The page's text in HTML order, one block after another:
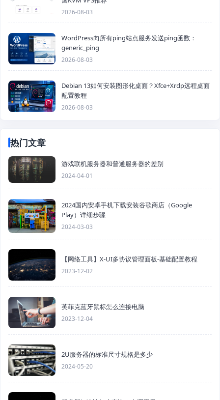
2026-08-03
WordPress向所有ping站点服务发送ping函数：
generic_ping
2026-08-03
Debian 13如何安装图形化桌面？Xfce+Xrdp远程桌面
配置教程
2026-08-03
热门文章
游戏联机服务器和普通服务器的差别
2024-04-01
2024国内安卓手机下载安装谷歌商店（Google
Play）详细步骤
2024-03-03
【网络工具】X-UI多协议管理面板-基础配置教程
2023-12-02
英菲克蓝牙鼠标怎么连接电脑
2023-12-04
2U服务器的标准尺寸规格是多少
2024-05-20